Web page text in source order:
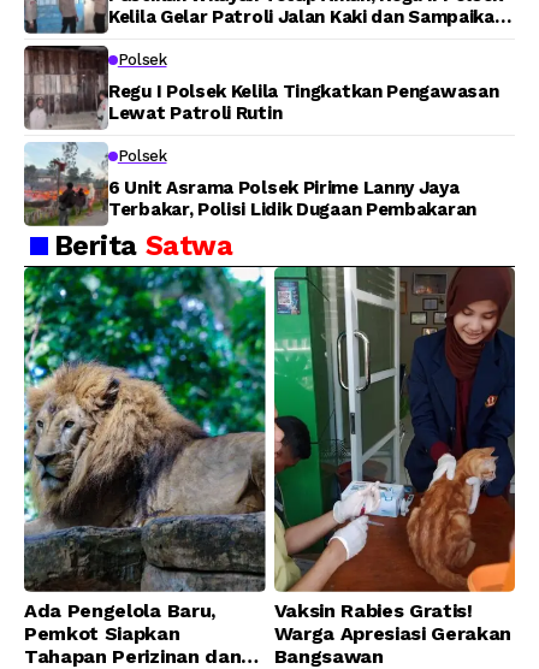
Kelila Gelar Patroli Jalan Kaki dan Sampaikan
Polsek
Regu I Polsek Kelila Tingkatkan Pengawasan
Lewat Patroli Rutin
Polsek
6 Unit Asrama Polsek Pirime Lanny Jaya
Terbakar, Polisi Lidik Dugaan Pembakaran
Berita Satwa
Ada Pengelola Baru,
Pemkot Siapkan
Tahapan Perizinan dan
Vaksin Rabies Gratis!
Warga Apresiasi Gerakan
Bangsawan